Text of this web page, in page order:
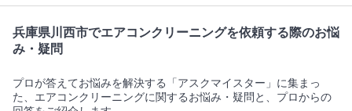
兵庫県川西市でエアコンクリーニングを依頼する際のお悩
み・疑問
プロが答えてお悩みを解決する「アスクマイスター」に集まっ
た、エアコンクリーニングに関するお悩み・疑問と、プロからの